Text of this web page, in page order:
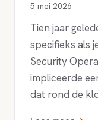
5 mei 2026
Tien jaar
specifieks als
Security
impliceerde
dat rond de